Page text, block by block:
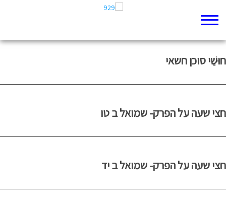
חוּשַׁי סוכן חשאי
חצי שעה על הפרק- שמואל ב טו
חצי שעה על הפרק- שמואל ב יד